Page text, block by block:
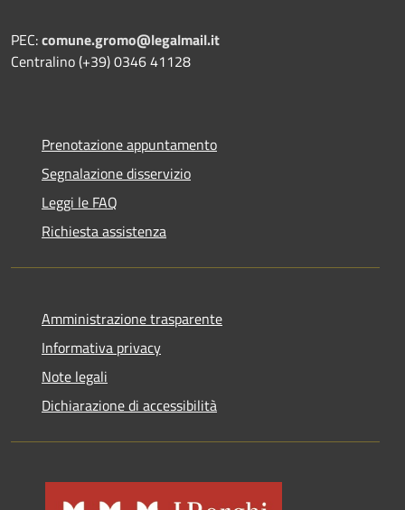
PEC:comune.gromo@legalmail.it
Centralino (+39) 0346 41128
Prenotazione appuntamento
Segnalazione disservizio
Leggi le FAQ
Richiesta assistenza
Amministrazione trasparente
Informativa privacy
Note legali
Dichiarazione di accessibilità